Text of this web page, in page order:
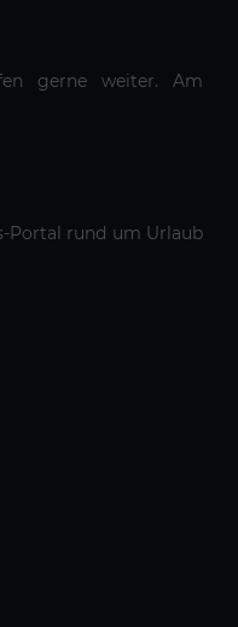
gerne weiter. Am
Portal rund um Urlaub